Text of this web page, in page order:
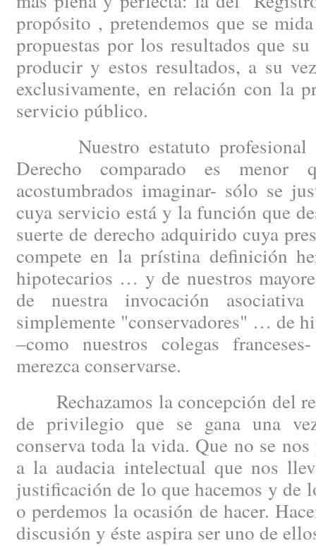
propósito , pretendemos que se
propuestas por los resultados que
producir y estos resultados, a su
exclusivamente, en relación con la
servicio público.
Nuestro estatuto profesional
Derecho comparado es menor
acostumbrados imaginar- sólo se
cuya servicio está y la función que
suerte de derecho adquirido cuya
compete en la prístina definición
hipotecarios … y de nuestros
de nuestra invocación
simplemente "conservadores" … de
–como nuestros colegas
merezca conservarse.
Rechazamos la concepción del
de privilegio que se gana una
conserva toda la vida. Que no se
a la audacia intelectual que nos
justificación de lo que hacemos y de
o perdemos la ocasión de hacer.
discusión y éste aspira ser uno de